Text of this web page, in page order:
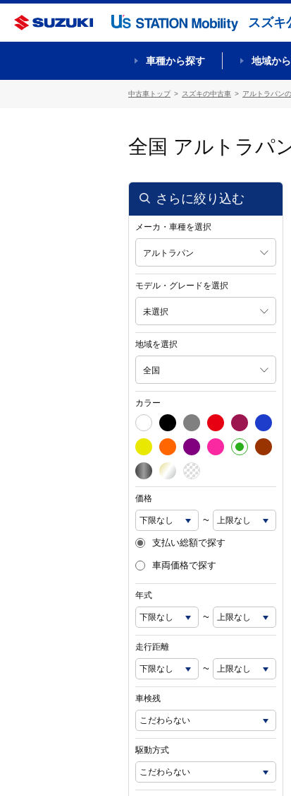
スズキ
車種から探す 地域か
中古車トップ スズキの中古車 アルトラパン
全国 アルトラパ
さらに絞り込む
メーカ・車種を選択
アルトラパン
モデル・グレードを選択
未選択
地域を選択
全国
カラー
価格
~
支払い総額で探す
車両価格で探す
年式
~
走行距離
~
車検残
駆動方式